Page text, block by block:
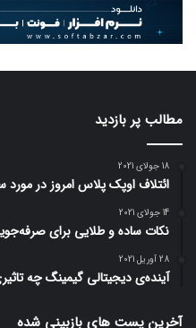
مطالب پر بازدید
18 جولای 2021
ائتلاف اوپک پلاس امروز در
14 جولای 2021
نکات ساده و طلایی برای
28 آوریل 2021
آینده‌ی دیجیتالی گیمینگ چه
آخرین پست های بازبینی شده